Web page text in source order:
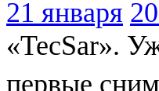
21 января
«TecSar».
первые